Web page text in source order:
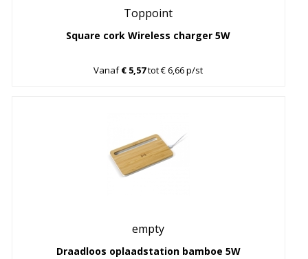
Toppoint
Square cork Wireless charger 5W
Vanaf€ 5,57tot € 6,66 p/st
empty
Draadloos oplaadstation bamboe 5W